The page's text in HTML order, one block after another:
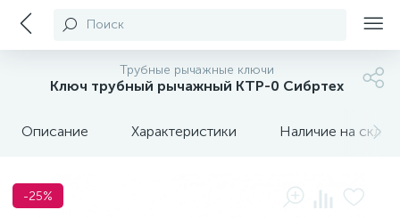
Поиск
Трубные рычажные ключи
Ключ трубный рычажный КТР-0 Сибртех
Описание Характеристики Наличие на
-25%